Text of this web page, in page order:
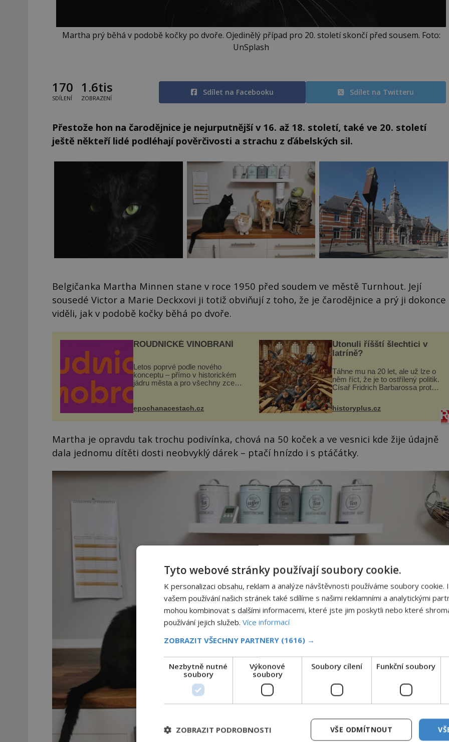
Martha prý běhá v podobě kočky po dvoře. Ojedinělý případ pro 20. století skončí před sousem. Foto:
UnSplash
170
SDÍLENÍ
1.6tis
ZOBRAZENÍ
Sdílet na Facebooku Sdílet na Twitteru
Přestože hon na čarodějnice je nejurputnější v 16. až 18. století, také ve 20. století
ještě někteří lidé podléhají pověrčivosti a strachu z ďábelských sil.
Belgičanka Martha Minnen stane v roce 1950 před soudem ve městě Turnhout. Její
sousedé Victor a Marie Deckxovi ji totiž obviňují z toho, že je čarodějnice a prý ji dokonce
viděli, jak v podobě kočky běhá po dvoře.
ROUDNICKÉ VINOBRANÍ
Letos poprvé podle nového
konceptu – přímo v historickém
jádru města a pro všechny zcela
náměstí. Návštěvníci se mohou
těšit na víno, burčák, pes...
epochanacestach.cz
Utonuli říšští šlechtici v
latríně?
Táhne mu na 20 let, ale už lze o
něm říct, že je to ostřílený politik.
Císař Fridrich Barbarossa proto
stal prostředníkem při řešení
sporu m...
historyplus.cz
Martha je opravdu tak trochu podivínka, chová na 50 koček a ve vesnici kde žije údajně
dala jednomu dítěti dosti neobvyklý dárek – ptačí hnízdo i s ptáčátky.
Tyto webové stránky používají soubory cookie.
K personalizaci obsahu, reklam a analýze návštěvnosti používáme soubory cookie.
vašem používání našich stránek také sdílíme s našimi reklamními a analytickými
mohou kombinovat s dalšími informacemi, které jste jim poskytli nebo které
používání jejich služeb. Více informací
ZOBRAZIT VŠECHNY PARTNERY (1616) →
Nezbytně nutné
soubory
Výkonové
soubory
Soubory cílení Funkční soubory
VŠE ODMÍTNOUT
ZOBRAZIT PODROBNOSTI